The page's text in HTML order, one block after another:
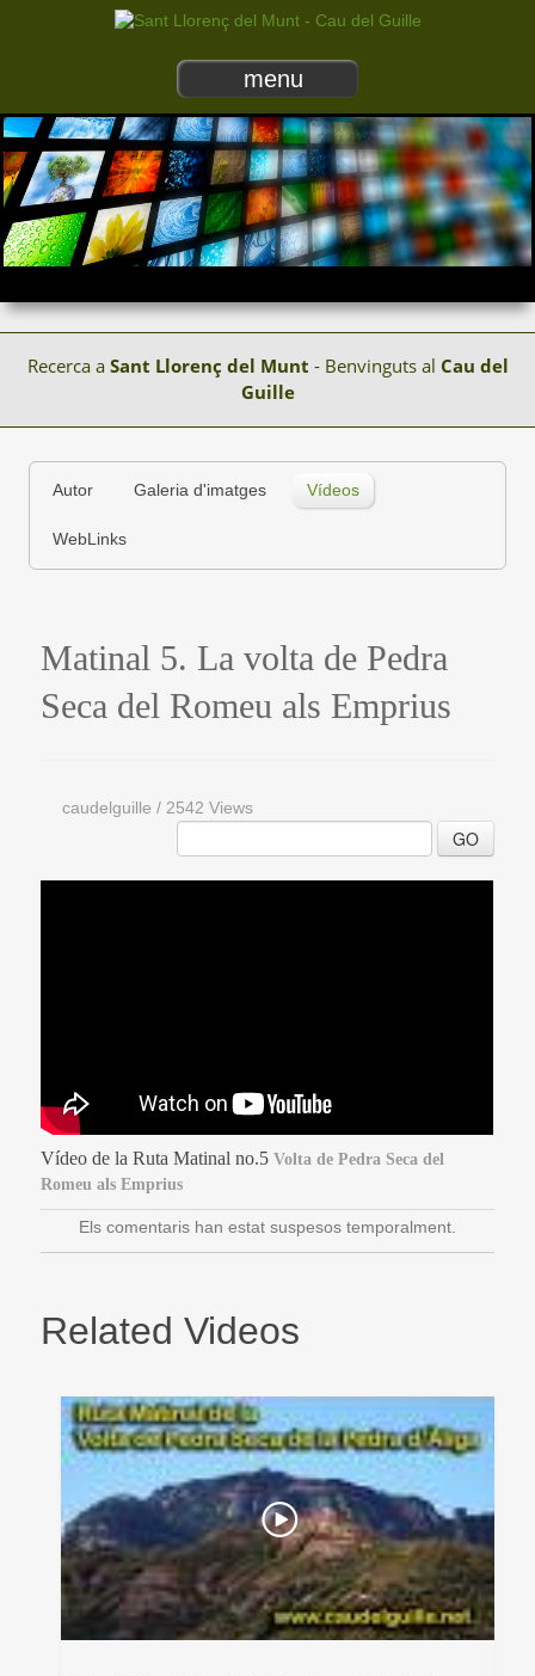
menu
Recerca a Sant Llorenç del Munt - Benvinguts al Cau del
Guille
Autor Galeria d'imatges Vídeos
WebLinks
Matinal 5. La volta de Pedra
Seca del Romeu als Emprius
caudelguille / 2542 Views
GO
Vídeo de la Ruta Matinal no.5Volta de Pedra Seca del
Romeu als Emprius
Els comentaris han estat suspesos temporalment.
Related Videos